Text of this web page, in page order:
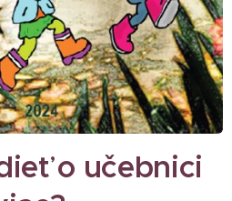
o učebnici